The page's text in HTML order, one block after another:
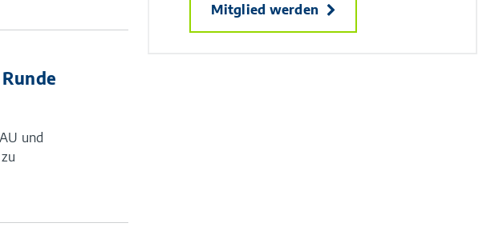
und
Mitglied werden